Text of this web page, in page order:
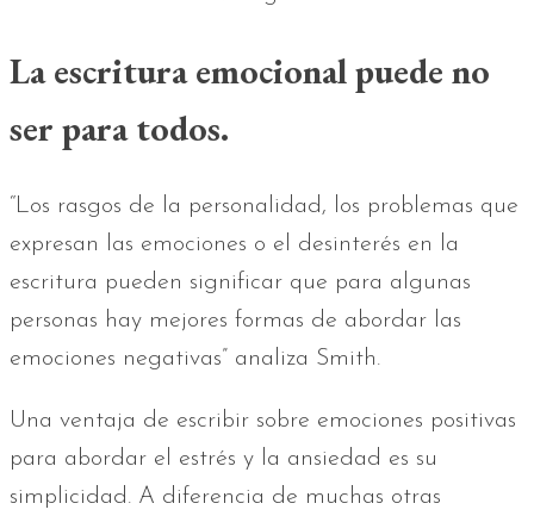
La escritura emocional puede no
ser para todos.
“Los rasgos de la personalidad, los problemas que
expresan las emociones o el desinterés en la
escritura pueden significar que para algunas
personas hay mejores formas de abordar las
emociones negativas” analiza Smith.
Una ventaja de escribir sobre emociones positivas
para abordar el estrés y la ansiedad es su
simplicidad. A diferencia de muchas otras